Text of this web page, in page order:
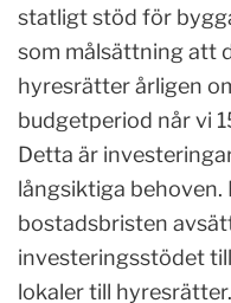
statligt stöd för
som målsättning att
hyresrätter årligen
budgetperiod når vi
Detta är
långsiktiga behoven.
bostadsbristen
investeringsstödet
lokaler till hyresrätter.